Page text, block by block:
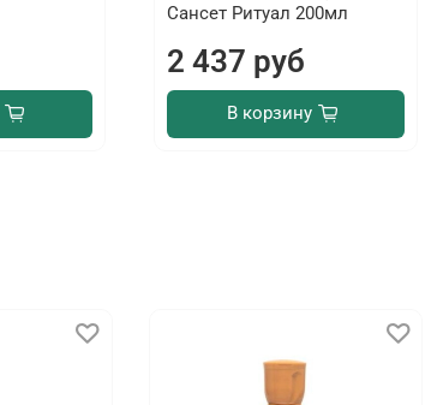
Сансет Ритуал 200мл
2 437 руб
В корзину